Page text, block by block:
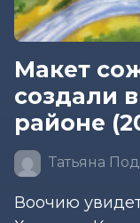
Макет
создали
районе
Татьяна
Воочию